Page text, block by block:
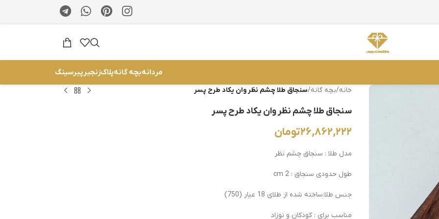
مردانهبچه گانهپلاکزنجیر پیرسینگ
خانه/بچه گانه/سنجاق طلا چشم نظر وان یکاد طرح پسر
سنجاق طلا چشم نظر وان یکاد طرح پسر
۲۶,۸۶۲,۲۲۲تومان
مدل طلا : سنجاق چشم نظر
طول حدودی سنجاق : 2 cm
جنس طلا:ساخته شده از طلای 18 عیار (750)
مناسب برای : کودکان و نوزاد